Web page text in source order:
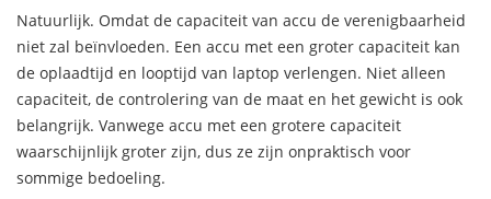
Natuurlijk. Omdat de capaciteit van accu de verenigbaarheid
niet zal beïnvloeden. Een accu met een groter capaciteit kan
de oplaadtijd en looptijd van laptop verlengen. Niet alleen
capaciteit, de controlering van de maat en het gewicht is ook
belangrijk. Vanwege accu met een grotere capaciteit
waarschijnlijk groter zijn, dus ze zijn onpraktisch voor
sommige bedoeling.